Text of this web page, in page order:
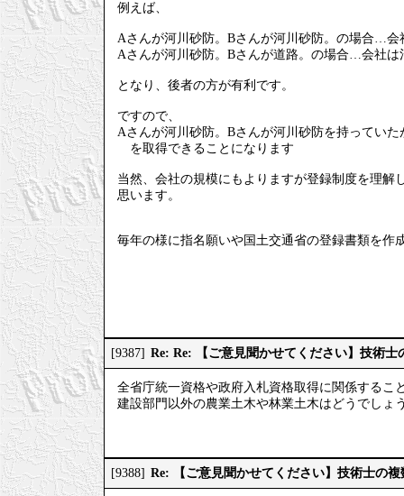
例えば、
Aさんが河川砂防。Bさんが河川砂防。の場合…会
Aさんが河川砂防。Bさんが道路。の場合…会社は
となり、後者の方が有利です。
ですので、
Aさんが河川砂防。Bさんが河川砂防を持ってい
を取得できることになります
当然、会社の規模にもよりますが登録制度を理
思います。
毎年の様に指名願いや国土交通省の登録書類を作
[9387] Re: Re: 【ご意見聞かせてください】技術士
全省庁統一資格や政府入札資格取得に関係するこ
建設部門以外の農業土木や林業土木はどうでしょ
[9388] Re: 【ご意見聞かせてください】技術士の